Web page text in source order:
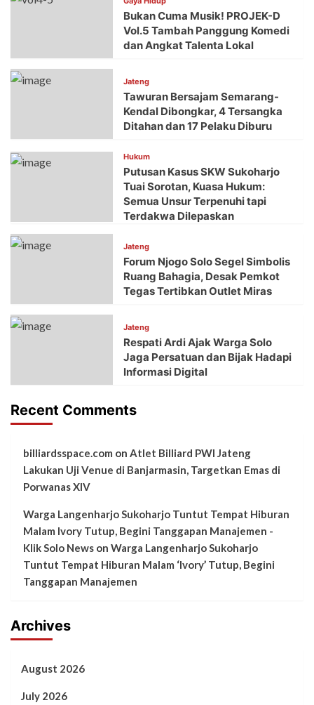
Bukan Cuma Musik! PROJEK-D
Vol.5 Tambah Panggung Komedi
dan Angkat Talenta Lokal
Jateng
Tawuran Bersajam Semarang-
Kendal Dibongkar, 4 Tersangka
Ditahan dan 17 Pelaku Diburu
Hukum
Putusan Kasus SKW Sukoharjo
Tuai Sorotan, Kuasa Hukum:
Semua Unsur Terpenuhi tapi
Terdakwa Dilepaskan
Jateng
Forum Njogo Solo Segel Simbolis
Ruang Bahagia, Desak Pemkot
Tegas Tertibkan Outlet Miras
Jateng
Respati Ardi Ajak Warga Solo
Jaga Persatuan dan Bijak Hadapi
Informasi Digital
Recent Comments
billiardsspace.com on Atlet Billiard PWI Jateng
Lakukan Uji Venue di Banjarmasin, Targetkan Emas di
Porwanas XIV
Warga Langenharjo Sukoharjo Tuntut Tempat Hiburan
Malam Ivory Tutup, Begini Tanggapan Manajemen -
Klik Solo News on Warga Langenharjo Sukoharjo
Tuntut Tempat Hiburan Malam ‘Ivory’ Tutup, Begini
Tanggapan Manajemen
Archives
August 2026
July 2026